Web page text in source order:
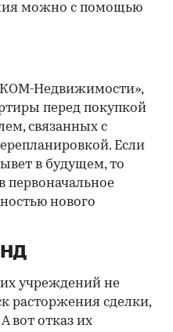
можно с помощью
Недвижимости»,
перед покупкой
связанных с
Если
в будущем, то
первоначальное
нового
учреждений не
расторжения сделки,
вот отказ их